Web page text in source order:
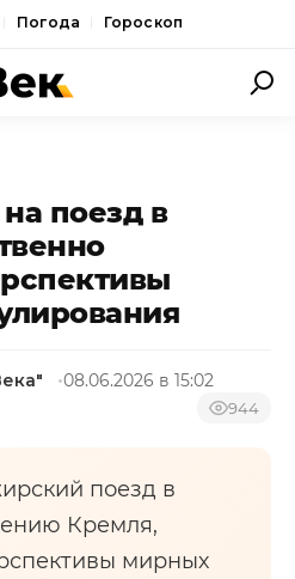
Погода Гороскоп
поезд в
08.06.2026 в 15:02
944
поезд в
Кремля,
мирных